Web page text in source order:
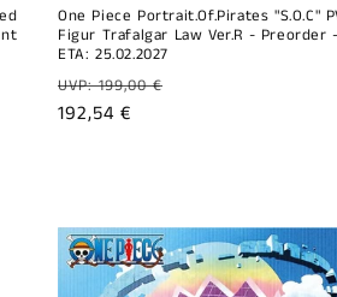
One Piece Portrait.Of.Pirates "S.O.C"
Figur Trafalgar Law Ver.R - Preorder -
ETA: 25.02.2027
Prix
habituel
UVP: 199,00 €
Prix
192,54 €